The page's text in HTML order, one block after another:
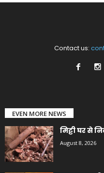
Contact us:
EVEN MORE NEWS
मिट्टी घर से
August 8, 2026